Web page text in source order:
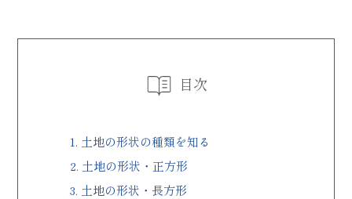
目次
1. 土地の形状の種類を知る
2. 土地の形状・正方形
3. 土地の形状・長方形